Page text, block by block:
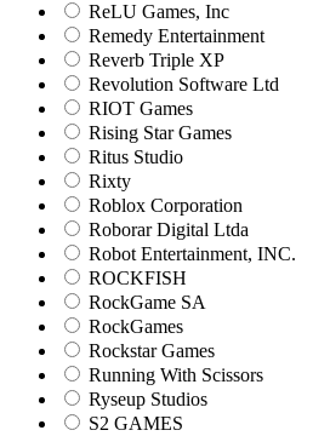
ReLU Games, Inc
Remedy Entertainment
Reverb Triple XP
Revolution Software Ltd
RIOT Games
Rising Star Games
Ritus Studio
Rixty
Roblox Corporation
Roborar Digital Ltda
Robot Entertainment, INC.
ROCKFISH
RockGame SA
RockGames
Rockstar Games
Running With Scissors
Ryseup Studios
S2 GAMES